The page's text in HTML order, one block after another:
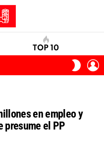
TOP 10
SKIN
en empleo y
presume el PP